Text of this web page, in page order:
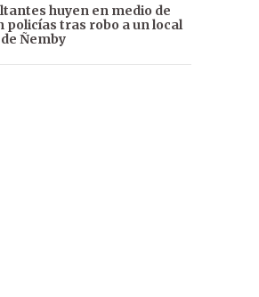
huyen en medio de
policías tras robo a un local
Ñemby